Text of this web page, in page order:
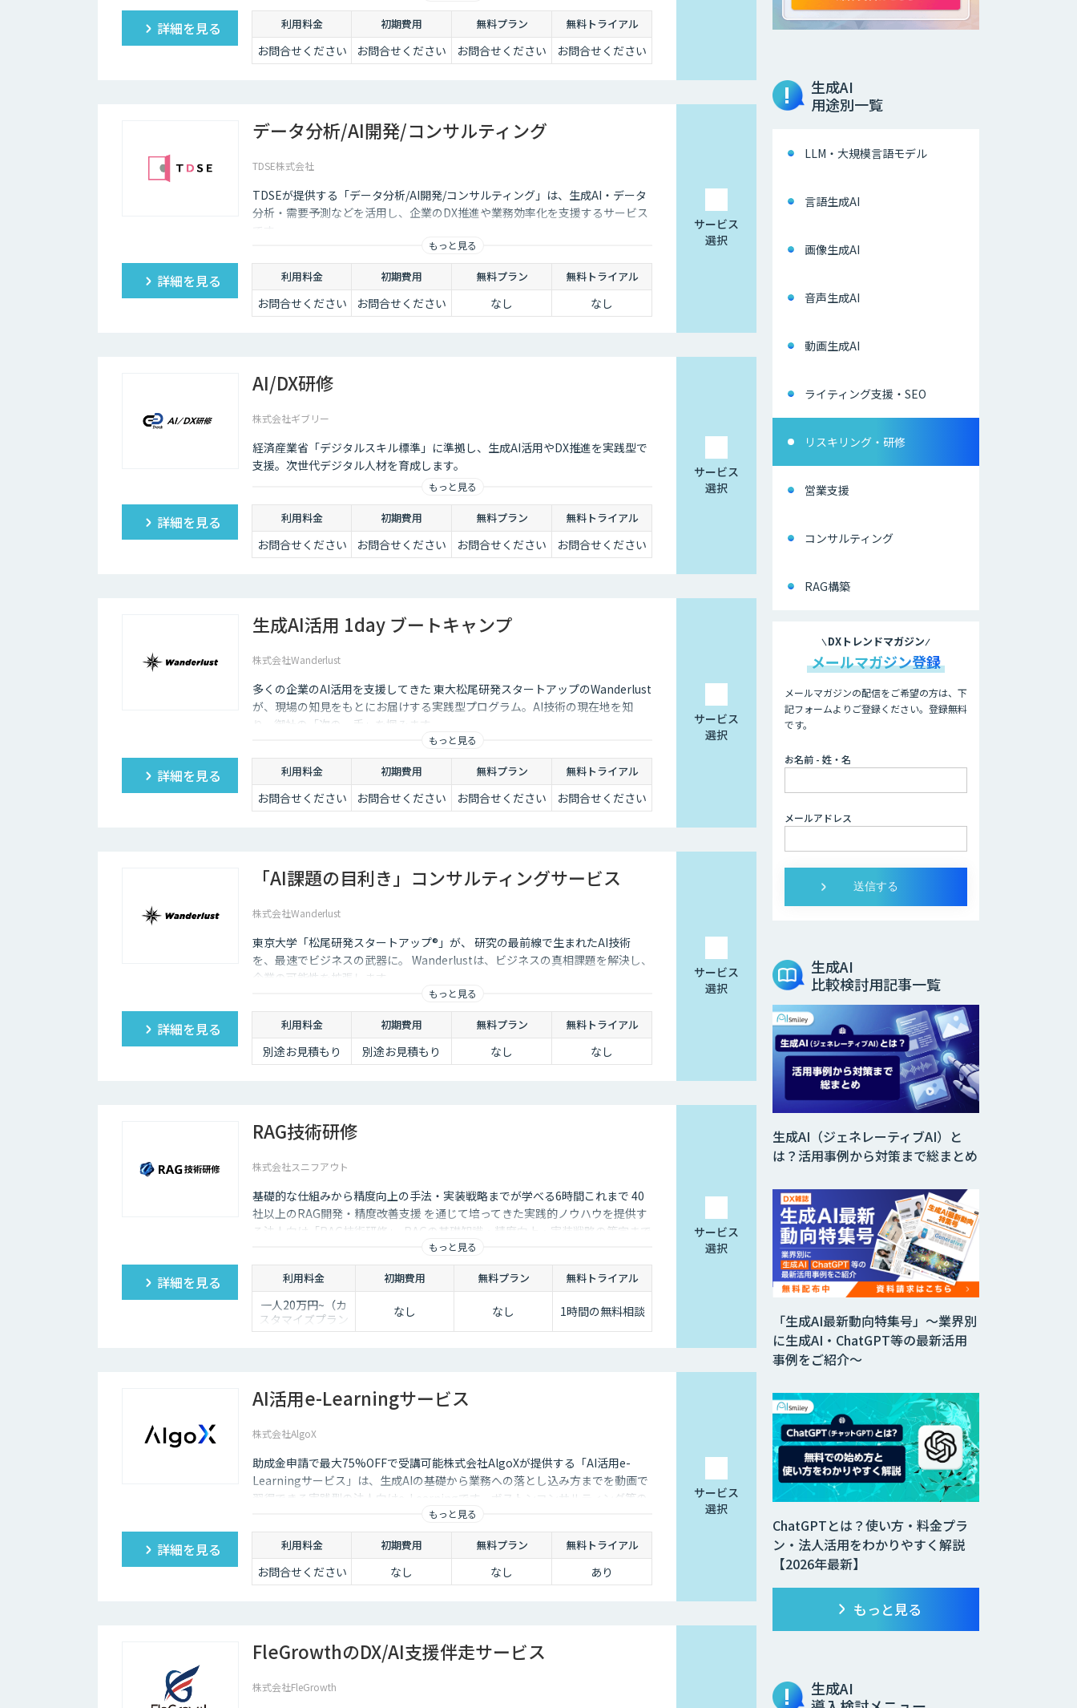
詳細を見る 利用料金 初期費用 無料プラン 無料トライアル
お問合せください お問合せください お問合せください お問合せください
データ分析/AI開発/コンサルティング
TDSE株式会社
TDSEが提供する「データ分析/AI開発/コンサルティング」は、生成AI・データ
分析・需要予測などを活用し、企業のDX推進や業務効率化を支援するサービス
です。
もっと見る
詳細を見る 利用料金 初期費用 無料プラン 無料トライアル
お問合せください お問合せください なし なし
サービス
選択
AI/DX研修
株式会社ギブリー
経済産業省「デジタルスキル標準」に準拠し、生成AI活用やDX推進を実践型で
支援。次世代デジタル人材を育成します。
もっと見る
詳細を見る 利用料金 初期費用 無料プラン 無料トライアル
お問合せください お問合せください お問合せください お問合せください
サービス
選択
生成AI活用 1day ブートキャンプ
株式会社Wanderlust
多くの企業のAI活用を支援してきた 東大松尾研発スタートアップのWanderlust
が、現場の知見をもとにお届けする実践型プログラム。AI技術の現在地を知
り、御社の「次の一手」を掴みます。
もっと見る
詳細を見る 利用料金 初期費用 無料プラン 無料トライアル
お問合せください お問合せください お問合せください お問合せください
サービス
選択
「AI課題の⽬利き」コンサルティングサービス
株式会社Wanderlust
東京大学「松尾研発スタートアップ®︎」が、 研究の最前線で生まれたAI技術
を、最速でビジネスの武器に。 Wanderlustは、ビジネスの真相課題を解決し、
企業の可能性を拡張します。
もっと見る
詳細を見る 利用料金 初期費用 無料プラン 無料トライアル
別途お見積もり 別途お見積もり なし なし
サービス
選択
RAG技術研修
株式会社スニフアウト
基礎的な仕組みから精度向上の手法・実装戦略までが学べる6時間これまで 40
社以上のRAG開発・精度改善支援 を通じて培ってきた実践的ノウハウを提供す
る法人向け「RAG技術研修」. RAGの基礎知識・精度向上・実装戦略の策定まで
もっと見る
詳細を見る 利用料金 初期費用 無料プラン 無料トライアル
一人20万円~（カ
スタマイズプラン
あり）
なし なし 1時間の無料相談
サービス
選択
AI活用e-Learningサービス
株式会社AlgoX
助成金申請で最大75%OFFで受講可能株式会社AlgoXが提供する「AI活用e-
Learningサービス」は、生成AIの基礎から業務への落とし込み方までを動画で
習得できる実践型の法人向けe-Learningです。ボストンコンサルティング等の
コンサルファーム出身のAIのプロが設計・監修。豊富なユースケースととも
に、業務効率化に直結する実践的なコンテンツをご紹介しています。
もっと見る
詳細を見る 利用料金 初期費用 無料プラン 無料トライアル
お問合せください なし なし あり
サービス
選択
FleGrowthのDX/AI支援伴走サービス
株式会社FleGrowth
生成AI
用途別一覧
LLM・大規模言語モデル
言語生成AI
画像生成AI
音声生成AI
動画生成AI
ライティング支援・SEO
リスキリング・研修
営業支援
コンサルティング
RAG構築
DXトレンドマガジン
メールマガジン登録
メールマガジンの配信をご希望の方は、下
記フォームよりご登録ください。登録無料
です。
お名前 - 姓・名
メールアドレス
生成AI
比較検討用記事一覧
生成AI（ジェネレーティブAI）と
は？活用事例から対策まで総まとめ
ChatGPTとは？使い方・料金プラ
ン・法人活用をわかりやすく解説
【2026年最新】
「生成AI最新動向特集号」～業界別
に生成AI・ChatGPT等の最新活用
事例をご紹介～
もっと見る
生成AI